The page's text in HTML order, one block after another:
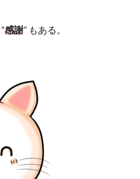
“感謝” もある。